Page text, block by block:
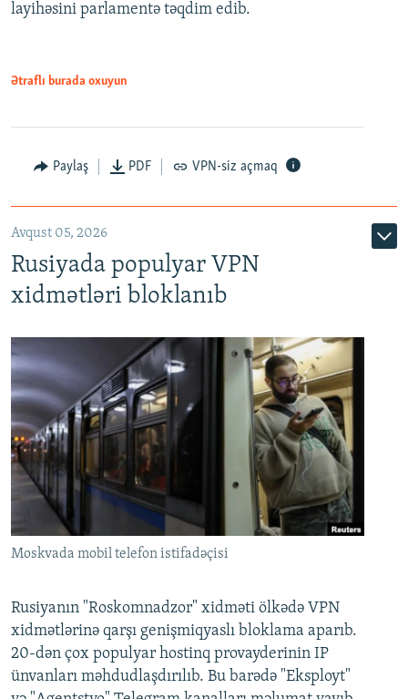
720p 1080p
layihəsini parlamentə təqdim edib.
Ətraflı burada oxuyun
Paylaş PDF VPN-siz açmaq
Avqust 05, 2026
Rusiyada populyar VPN
xidmətləri bloklanıb
Moskvada mobil telefon istifadəçisi
Rusiyanın "Roskomnadzor" xidməti ölkədə VPN
xidmətlərinə qarşı genişmiqyaslı bloklama aparıb.
20-dən çox populyar hostinq provayderinin IP
ünvanları məhdudlaşdırılıb. Bu barədə "Eksployt"